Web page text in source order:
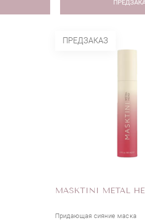
ПРЕДЗАКАЗ
MASKTINI METAL
Придающая сияние маска